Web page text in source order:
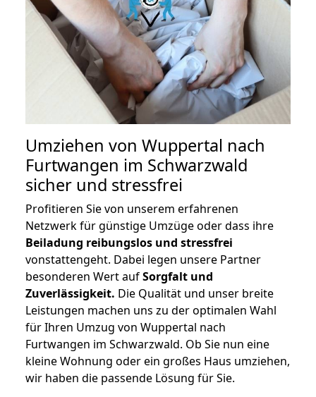
Umziehen von Wuppertal nach
Furtwangen im Schwarzwald
sicher und stressfrei
Profitieren Sie von unserem erfahrenen
Netzwerk für günstige Umzüge oder dass ihre
Beiladung reibungslos und stressfrei
vonstattengeht. Dabei legen unsere Partner
besonderen Wert aufSorgfalt und
Zuverlässigkeit. Die Qualität und unser breite
Leistungen machen uns zu der optimalen Wahl
für Ihren Umzug von Wuppertal nach
Furtwangen im Schwarzwald. Ob Sie nun eine
kleine Wohnung oder ein großes Haus umziehen,
wir haben die passende Lösung für Sie.